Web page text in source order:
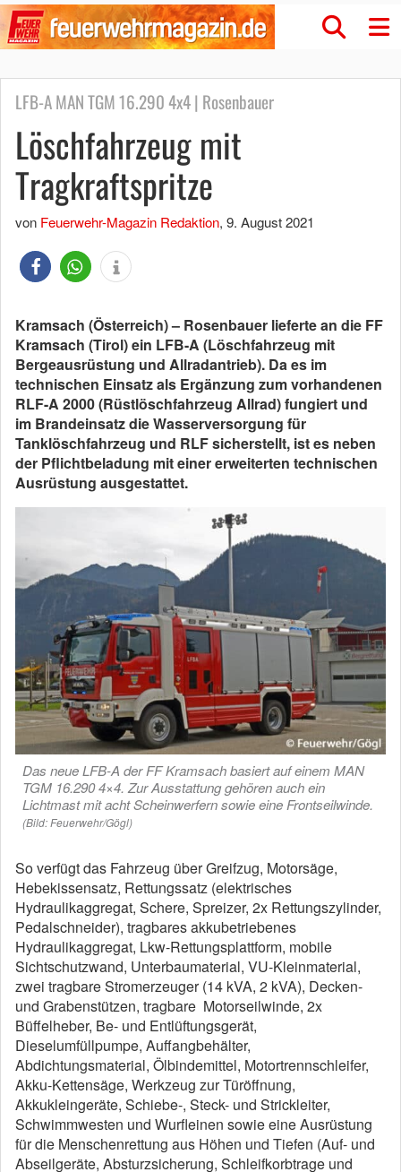
LFB-A MAN TGM 16.290 4x4 | Rosenbauer
Löschfahrzeug mit
Tragkraftspritze
von Feuerwehr-Magazin Redaktion, 9. August 2021
Kramsach (Österreich) – Rosenbauer lieferte an die FF
Kramsach (Tirol) ein LFB-A (Löschfahrzeug mit
Bergeausrüstung und Allradantrieb). Da es im
technischen Einsatz als Ergänzung zum vorhandenen
RLF-A 2000 (Rüstlöschfahrzeug Allrad) fungiert und
im Brandeinsatz die Wasserversorgung für
Tanklöschfahrzeug und RLF sicherstellt, ist es neben
der Pflichtbeladung mit einer erweiterten technischen
Ausrüstung ausgestattet.
Das neue LFB-A der FF Kramsach basiert auf einem MAN
TGM 16.290 4×4. Zur Ausstattung gehören auch ein
Lichtmast mit acht Scheinwerfern sowie eine Frontseilwinde.
(Bild: Feuerwehr/Gögl)
So verfügt das Fahrzeug über Greifzug, Motorsäge,
Hebekissensatz, Rettungssatz (elektrisches
Hydraulikaggregat, Schere, Spreizer, 2x Rettungszylinder,
Pedalschneider), tragbares akkubetriebenes
Hydraulikaggregat, Lkw-Rettungsplattform, mobile
Sichtschutzwand, Unterbaumaterial, VU-Kleinmaterial,
zwei tragbare Stromerzeuger (14 kVA, 2 kVA), Decken-
und Grabenstützen, tragbare Motorseilwinde, 2x
Büffelheber, Be- und Entlüftungsgerät,
Dieselumfüllpumpe, Auffangbehälter,
Abdichtungsmaterial, Ölbindemittel, Motortrennschleifer,
Akku-Kettensäge, Werkzeug zur Türöffnung,
Akkukleingeräte, Schiebe-, Steck- und Strickleiter,
Schwimmwesten und Wurfleinen sowie eine Ausrüstung
für die Menschenrettung aus Höhen und Tiefen (Auf- und
Abseilgeräte, Absturzsicherung, Schleifkorbtrage und